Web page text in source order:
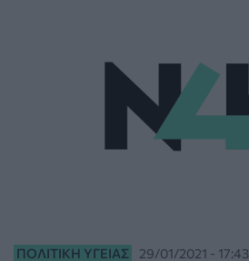
ΠΟΛΙΤΙΚΉ ΥΓΕΊΑΣ 29/01/2021 - 17:43